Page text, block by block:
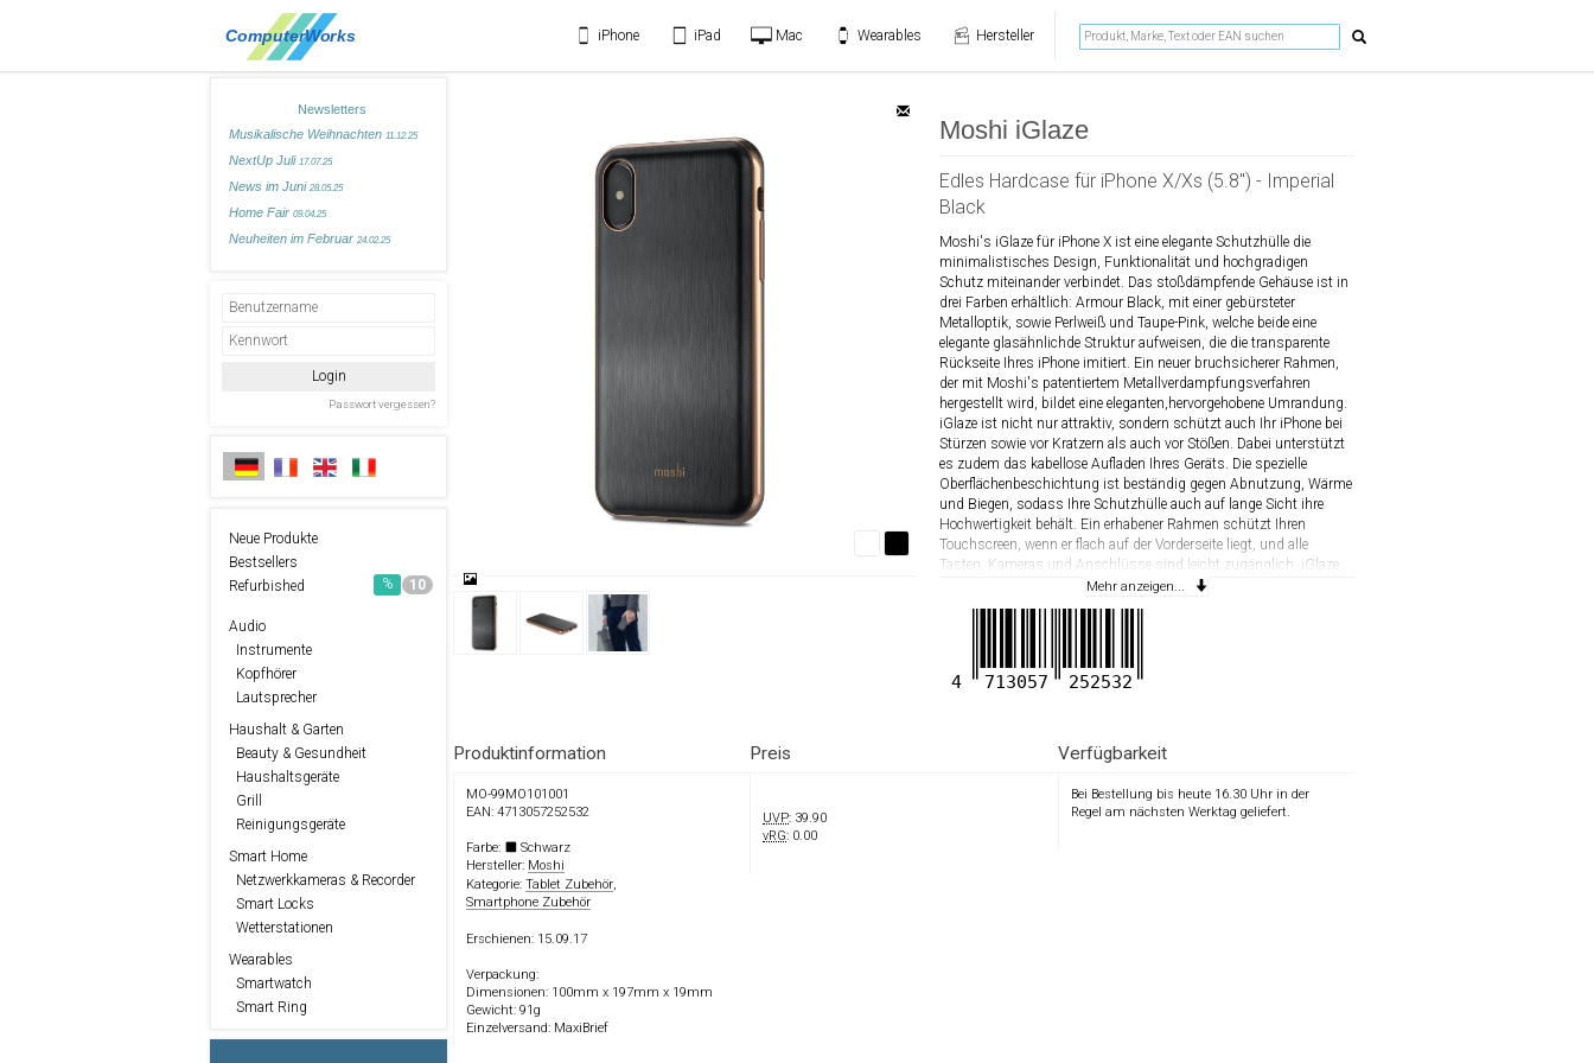
iPhone iPad Mac Wearables Hersteller
Newsletters
Musikalische Weihnachten 11.12.25
NextUp Juli 17.07.25
News im Juni 28.05.25
Home Fair 09.04.25
Neuheiten im Februar 24.02.25
Neue Produkte
Bestsellers
Refurbished
10
%
Audio
Instrumente
Kopfhörer
Lautsprecher
Haushalt & Garten
Beauty & Gesundheit
Haushaltsgeräte
Grill
Reinigungsgeräte
Smart Home
Netzwerkkameras & Recorder
Smart Locks
Wetterstationen
Wearables
Smartwatch
Smart Ring
Moshi iGlaze
Edles Hardcase für iPhone X/Xs (5.8") - Imperial
Black
Moshi's iGlaze für iPhone X ist eine elegante Schutzhülle die
minimalistisches Design, Funktionalität und hochgradigen
Schutz miteinander verbindet. Das stoßdämpfende Gehäuse ist in
drei Farben erhältlich: Armour Black, mit einer gebürsteter
Metalloptik, sowie Perlweiß und Taupe-Pink, welche beide eine
elegante glasähnlichde Struktur aufweisen, die die transparente
Rückseite Ihres iPhone imitiert. Ein neuer bruchsicherer Rahmen,
der mit Moshi's patentiertem Metallverdampfungsverfahren
hergestellt wird, bildet eine eleganten,hervorgehobene Umrandung.
iGlaze ist nicht nur attraktiv, sondern schützt auch Ihr iPhone bei
Stürzen sowie vor Kratzern als auch vor Stößen. Dabei unterstützt
es zudem das kabellose Aufladen Ihres Geräts. Die spezielle
Oberflächenbeschichtung ist beständig gegen Abnutzung, Wärme
und Biegen, sodass Ihre Schutzhülle auch auf lange Sicht ihre
Hochwertigkeit behält. Ein erhabener Rahmen schützt Ihren
Touchscreen, wenn er flach auf der Vorderseite liegt, und alle
Tasten, Kameras und Anschlüsse sind leicht zugänglich. iGlaze
ist die nächste Entwicklungsstufe in Sachen Materialauswahl und
Verarbeitung, bietet erstklassige Eleganz und wird mit unserer
Mehr anzeigen...
4 713057 252532
Produktinformation
MO-99MO101001
EAN: 4713057252532
Farbe:
Schwarz
Hersteller: Moshi
Kategorie: Tablet Zubehör,
Smartphone Zubehör
Erschienen: 15.09.17
Verpackung:
Dimensionen: 100mm x 197mm x 19mm
Gewicht: 91g
Einzelversand: MaxiBrief
Preis
UVP: 39.90
vRG: 0.00
Verfügbarkeit
Bei Bestellung bis heute 16.30 Uhr in der
Regel am nächsten Werktag geliefert.